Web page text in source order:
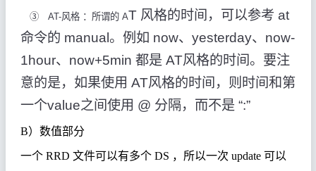
③ AT-风格 ： 所谓的AT 风格的时间，可以参考 at
命令的 manual 。例如 now、 yesterday、 now-
1hour、 now+5min 都是 AT风格的时间。 要注
意的是，如果使用 AT风格的时间，则时间和第
一个value之间使用 @ 分隔，而不是 “:”
B）数值部分
一个RRD 文件可以有多个DS ，所以一次 update 可以